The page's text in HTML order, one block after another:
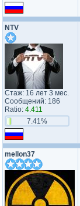
NTV
Стаж: 16 лет 3 мес.
Сообщений: 186
Ratio: 4.411
7.41%
mellon37